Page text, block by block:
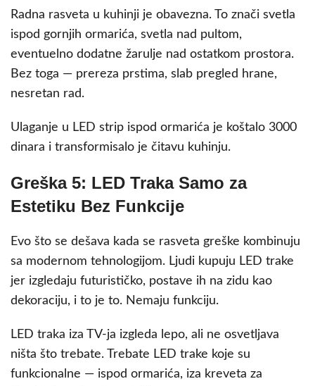
Radna rasveta u kuhinji je obavezna. To znači svetla
ispod gornjih ormarića, svetla nad pultom,
eventuelno dodatne žarulje nad ostatkom prostora.
Bez toga — prereza prstima, slab pregled hrane,
nesretan rad.
Ulaganje u LED strip ispod ormarića je koštalo 3000
dinara i transformisalo je čitavu kuhinju.
Greška 5: LED Traka Samo za
Estetiku Bez Funkcije
Evo što se dešava kada se rasveta greške kombinuju
sa modernom tehnologijom. Ljudi kupuju LED trake
jer izgledaju futurističko, postave ih na zidu kao
dekoraciju, i to je to. Nemaju funkciju.
LED traka iza TV-ja izgleda lepo, ali ne osvetljava
ništa što trebate. Trebate LED trake koje su
funkcionalne — ispod ormarića, iza kreveta za